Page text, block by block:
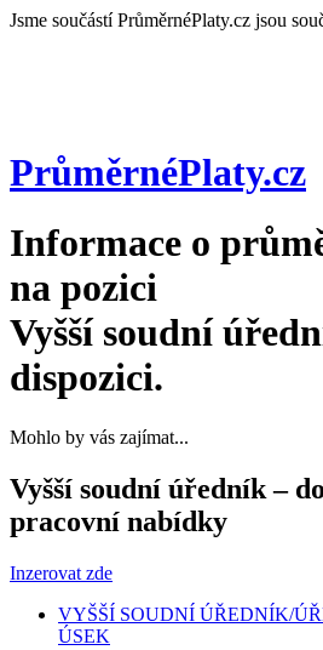
Jsme součástí PrůměrnéPlaty.cz jsou
PrůměrnéPlaty.cz
Informace o
na pozici
Vyšší soudní
dispozici.
Mohlo by vás zajímat...
Vyšší soudní úředník –
pracovní nabídky
Inzerovat zde
VYŠŠÍ SOUDNÍ ÚŘEDNÍK/
ÚSEK